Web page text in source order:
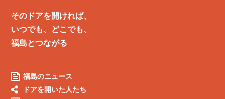
そのドアを開ければ、
いつでも、どこでも、
福島とつながる
福島のニュース
ドアを開いた人たち